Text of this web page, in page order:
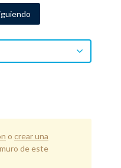
o crear una
de este